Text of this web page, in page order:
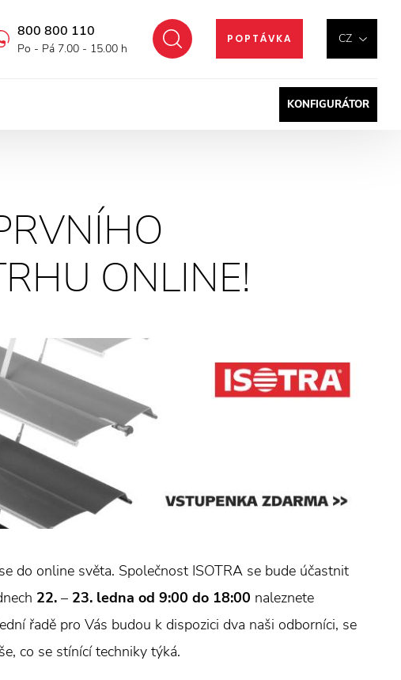
CZ
POPTÁVKA
Hledat
800 800 110
Po - Pá 7.00 - 15.00 h
KONFIGURÁTOR
ONLINE!
do online světa. Společnost ISOTRA se bude účastnit
22. – 23. ledna od 9:00 do 18:00 naleznete
řadě pro Vás budou k dispozici dva naši odborníci, se
co se stínící techniky týká.